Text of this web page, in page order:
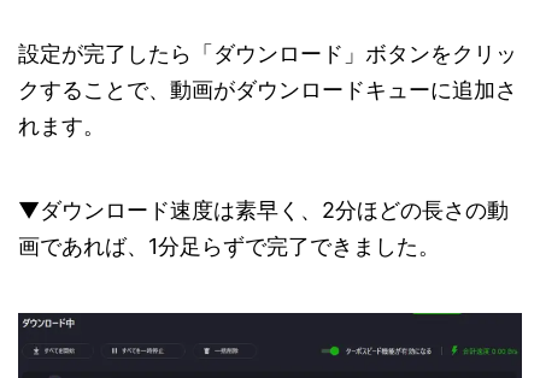
設定が完了したら「ダウンロード」ボタンをクリッ
クすることで、動画がダウンロードキューに追加さ
れます。
▼ダウンロード速度は素早く、2分ほどの長さの動
画であれば、1分足らずで完了できました。